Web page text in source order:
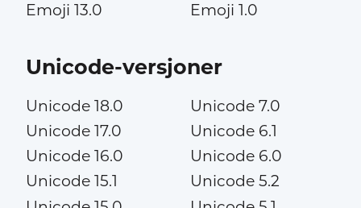
Emoji 13.0
Emoji 1.0
Unicode-versjoner
Unicode 18.0
Unicode 17.0
Unicode 16.0
Unicode 15.1
Unicode 7.0
Unicode 6.1
Unicode 6.0
Unicode 5.2